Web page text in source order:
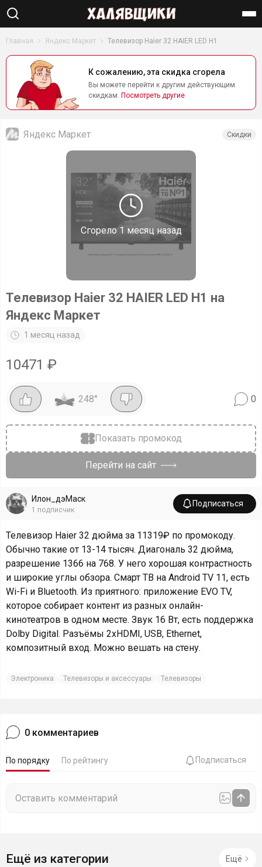
Главная Яндекс Маркет Телевизор Haier 32 HAIER LED H1
К сожалению, эта скидка сгорела
Вы можете перейти к другим действующим
скидкам. Посмотреть другие
Сгорело 1 месяц назад
Яндекс Маркет Скидки
Телевизор Haier 32 HAIER LED H1 на
Яндекс Маркет
1 месяц назад
10471 ₽
248° 0
Показать промокод
Перейти на сайт
Илон_дэМаск
1 подписчик
Подписаться
Телевизор Haier 32 дюйма за 11319₽ по промокоду.
Обычно такие от 13-14 тысяч. Диагональ 32 дюйма,
разрешение 1366 на 768. У него хорошая контрастность
и широкие углы обзора. Смарт ТВ на Android TV 11, есть
Wi-Fi и Bluetooth. Из приятного: приложение EVO TV,
которое собирает контент из разных онлайн-
кинотеатров в одном месте. Звук 16 Вт, есть поддержка
Dolby Digital. Разъёмы 2хHDMI, USB, Ethernet,
композитный вход. Можно вешать на стену.
Электроника Телевизоры и аксессуары Телевизоры
0 комментариев
По порядку По рейтингу Подписаться
Ещё из категории Ещё